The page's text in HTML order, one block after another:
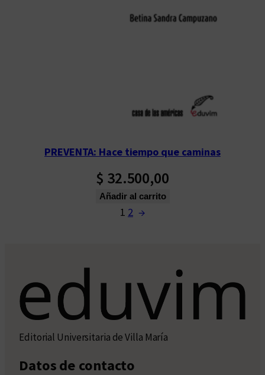
PREVENTA: Hace tiempo que caminas
$ 32.500,00
Añadir al carrito
1 2 →
Editorial Universitaria de Villa María
Datos de contacto